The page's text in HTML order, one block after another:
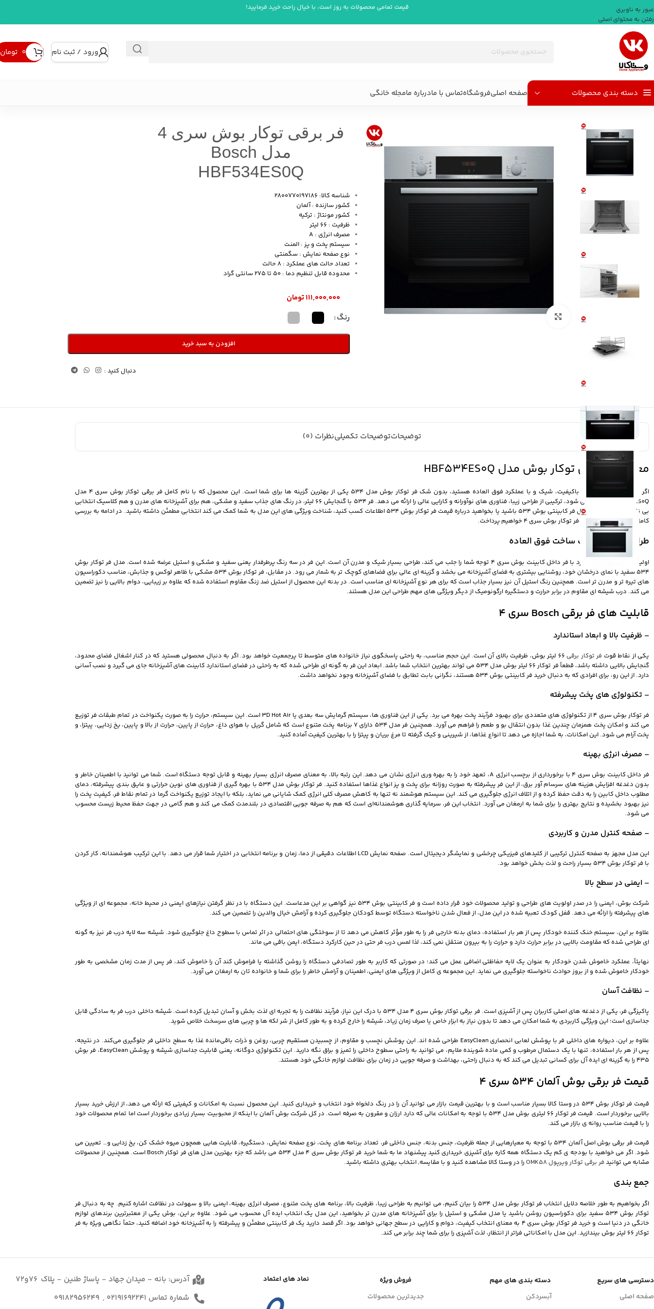
عبور به ناوبری
رفتن به محتوای اصلی
قیمت تمامی محصولات به روز است، با خیال راحت خرید فرمایید!
ورود / ثبت نام ۰ تومان
دسته بندی محصولات صفحه اصلیفروشگاهتماس با مادرباره مامجله خانگی
بزرگنمایی تصویر
فر برقی توکار بوش سری 4
مدل Bosch
HBF534ES0Q
شناسه کالا: 2800770197186
کشور سازنده : آلمان
کشور مونتاژ : ترکیه
ظرفیت : 66 لیتر
مصرف انرژی : A
سیستم پخت و پز : المنت
نوع صفحه نمایش : سگمنتی
تعداد حالت های عملکرد : 8 حالت
محدوده قابل تنظیم دما : 50 تا 275 سانتی گراد
۱۱۱,۰۰۰,۰۰۰تومان
رنگ
افزودن به سبد خرید
دنبال کنید :
توضیحاتتوضیحات تکمیلینظرات (0)
معرفی فر برقی توکار بوش مدل HBF534ES0Q
اگر به دنبال یک فر توکار باکیفیت، شیک و با عملکرد فوق‌ العاده هستید، بدون شک فر توکار بوش مدل 534 یکی از بهترین گزینه‌ ها برای شما است. این محصول که با نام کامل فر برقی توکار بوش سری 4 مدل
HBF534ES0Q شناخته می‌ شود، ترکیبی از طراحی زیبا، فناوری‌ های نوآورانه و کارایی عالی را ارائه می‌ دهد. فر 534 با گنجایش 66 لیتر، در رنگ‌ های جذاب سفید و مشکی، هم برای آشپزخانه‌ های مدرن و هم کلاسیک انتخابی
بی‌ نقص است. چه به دنبال فر کابینتی بوش 534 باشید یا بخواهید درباره قیمت فر توکار بوش 534 اطلاعات کسب کنید، شناخت ویژگی‌ های این مدل به شما کمک می‌ کند انتخابی مطمئن داشته باشید. در ادامه به بررسی
کامل مشخصات و امکانات فر توکار بوش سری 4 خواهیم پرداخت.
طراحی زیبا و کیفیت ساخت فوق‌ العاده
اولین نکته‌ ای که در برخورد با فر داخل کابینت بوش سری 4 توجه شما را جلب می‌ کند، طراحی بسیار شیک و مدرن آن است. این فر در سه رنگ پرطرفدار یعنی سفید و مشکی و استیل عرضه شده است. مدل فر توکار بوش
534 سفید با نمای درخشان خود، روشنایی بیشتری به فضای آشپزخانه می‌ بخشد و گزینه‌ ای عالی برای فضاهای کوچک‌ تر به شمار می‌ رود. در مقابل، فر توکار بوش 534 مشکی با ظاهر لوکس و جذابش، مناسب دکوراسیون‌
های تیره‌ تر و مدرن‌ تر است. همچنین رنگ استیل آن نیز بسیار جذاب است که برای هر نوع آشپزخانه ای مناسب است. در بدنه این محصول از استیل ضد زنگ مقاوم استفاده شده که علاوه بر زیبایی، دوام بالایی را نیز تضمین
می‌ کند. درب شیشه‌ ای مقاوم در برابر حرارت و دستگیره ارگونومیک از دیگر ویژگی‌ های مهم طراحی این مدل هستند.
قابلیت های فر برقی Bosch سری 4
– ظرفیت بالا و ابعاد استاندارد
یکی از نقاط قوت فر توکار برقی
66 لیتر بوش، ظرفیت بالای آن است. این حجم مناسب، به راحتی پاسخگوی نیاز خانواده‌ های متوسط تا پرجمعیت خواهد بود. اگر به دنبال محصولی هستید که در کنار اشغال فضای محدود،
گنجایش بالایی داشته باشد، قطعاً فر توکار 66 لیتر بوش مدل 534 می‌ تواند بهترین انتخاب شما باشد. ابعاد این فر به گونه‌ ای طراحی شده که به راحتی در فضای استاندارد کابینت‌ های آشپزخانه جای می‌ گیرد و نصب آسانی
دارد. از این‌ رو، برای افرادی که به دنبال خرید فر کابینتی بوش 534 هستند، نگرانی بابت تطابق با فضای آشپزخانه وجود نخواهد داشت.
– تکنولوژی‌ های پخت پیشرفته
فر توکار بوش سری 4 از تکنولوژی‌ های متعددی برای بهبود فرآیند پخت بهره می‌ برد. یکی از این فناوری‌ ها، سیستم گرمایش سه‌ بعدی یا 3D Hot Air است. این سیستم، حرارت را به صورت یکنواخت در تمام طبقات فر توزیع
می‌ کند و امکان پخت همزمان چندین غذا بدون انتقال بو و طعم را فراهم می‌ آورد. همچنین فر مدل 534 دارای 7 برنامه پخت متنوع است که شامل گریل با هوای داغ، حرارت از پایین، حرارت از بالا و پایین، یخ‌ زدایی، پیتزا، و
پخت آرام می‌ شود. این امکانات، به شما اجازه می‌ دهد تا انواع غذاها، از شیرینی و کیک گرفته تا مرغ بریان و پیتزا را با بهترین کیفیت آماده کنید.
– مصرف انرژی بهینه
فر داخل کابینت بوش سری 4 با برخورداری از برچسب انرژی A، تعهد خود را به بهره‌ وری انرژی نشان می‌ دهد. این رتبه بالا، به معنای مصرف انرژی بسیار بهینه و قابل توجه دستگاه است. شما می‌ توانید با اطمینان خاطر و
بدون دغدغه افزایش هزینه‌ های سرسام‌ آور برق، از این فر پیشرفته به صورت روزانه برای پخت و پز انواع غذاها استفاده کنید. فر توکار بوش مدل 534 با بهره‌ گیری از فناوری‌ های نوین حرارتی و عایق‌ بندی پیشرفته، دمای
مطلوب داخل کابین را به دقت حفظ کرده و از اتلاف انرژی جلوگیری می‌ کند. این سیستم هوشمند نه تنها به کاهش مصرف کلی انرژی کمک شایانی می‌ نماید، بلکه با ایجاد توزیع یکنواخت گرما در تمام نقاط فر، کیفیت پخت را
نیز بهبود بخشیده و نتایج بهتری را برای شما به ارمغان می‌ آورد. انتخاب این فر، سرمایه‌ گذاری هوشمندانه‌ای است که هم به صرفه‌ جویی اقتصادی در بلندمدت کمک می‌ کند و هم گامی در جهت حفظ محیط زیست محسوب
می‌ شود.
– صفحه کنترل مدرن و کاربردی
این مدل مجهز به صفحه کنترل ترکیبی از کلیدهای فیزیکی چرخشی و نمایشگر دیجیتال است. صفحه نمایش LCD اطلاعات دقیقی از دما، زمان و برنامه انتخابی در اختیار شما قرار می‌ دهد. با این ترکیب هوشمندانه، کار کردن
با فر توکار بوش 534 بسیار راحت و لذت‌ بخش خواهد بود.
– ایمنی در سطح بالا
شرکت بوش، ایمنی را در صدر اولویت‌ های طراحی و تولید محصولات خود قرار داده است و فر کابینتی بوش 534 نیز گواهی بر این مدعاست. این دستگاه با در نظر گرفتن نیازهای ایمنی در محیط خانه، مجموعه‌ ای از ویژگی‌
های پیشرفته را ارائه می‌ دهد. قفل کودک تعبیه شده در این مدل، از فعال شدن ناخواسته دستگاه توسط کودکان جلوگیری کرده و آرامش خیال والدین را تضمین می‌ کند.
علاوه بر این، سیستم خنک‌ کننده خودکار پس از هر بار استفاده، دمای بدنه خارجی فر را به طور مؤثر کاهش می‌ دهد تا از سوختگی‌ های احتمالی در اثر تماس با سطوح داغ جلوگیری شود. شیشه سه لایه درب فر نیز به گونه‌
ای طراحی شده که مقاومت بالایی در برابر حرارت دارد و حرارت را به بیرون منتقل نمی‌ کند، لذا لمس درب فر حتی در حین کارکرد دستگاه، ایمن باقی می‌ ماند.
نهایتاً، عملکرد خاموش شدن خودکار به عنوان یک لایه حفاظتی اضافی عمل می‌ کند؛ در صورتی که کاربر به طور تصادفی دستگاه را روشن گذاشته یا فراموش کند آن را خاموش کند، فر پس از مدت زمان مشخصی به طور
خودکار خاموش شده و از بروز حوادث ناخواسته جلوگیری می‌ نماید. این مجموعه‌ ی کامل از ویژگی‌ های ایمنی، اطمینان و آرامش خاطر را برای شما و خانواده‌ تان به ارمغان می‌ آورد.
– نظافت آسان
پاکیزگی فر، یکی از دغدغه‌ های اصلی کاربران پس از آشپزی است. فر برقی توکار بوش سری 4 مدل 534 با درک این نیاز، فرآیند نظافت را به تجربه‌ ای لذت‌ بخش و آسان تبدیل کرده است. شیشه داخلی درب فر به سادگی قابل
جداسازی است؛ این ویژگی کاربردی به شما امکان می‌ دهد تا بدون نیاز به ابزار خاص یا صرف زمان زیاد، شیشه را خارج کرده و به طور کامل از شر لکه‌ ها و چربی‌ های سرسخت خلاص شوید.
علاوه بر این، دیواره‌ های داخلی فر با پوشش لعابی انحصاری EasyClean طراحی شده‌ اند. این پوشش نچسب و مقاوم، از چسبیدن مستقیم چربی، روغن و ذرات باقی‌مانده غذا به سطح داخلی فر جلوگیری می‌کند. در نتیجه،
پس از هر بار استفاده، تنها با یک دستمال مرطوب و کمی ماده شوینده ملایم، می‌ توانید به راحتی سطوح داخلی را تمیز و براق نگه دارید. این تکنولوژی دوگانه، یعنی قابلیت جداسازی شیشه و پوشش EasyClean، فر بوش
435 را به گزینه‌ ای ایده‌ آل برای کسانی تبدیل می‌ کند که به دنبال راحتی، بهداشت و صرفه‌ جویی در زمان برای نظافت لوازم خانگی خود هستند.
قیمت فر برقی بوش آلمان 534 سری 4
قیمت فر توکار بوش 534 در وستا کالا بسیار مناسب است و با بهترین قیمت بازار می توانید آن را در رنگ دلخواه خود انتخاب و خریداری کنید. این محصول نسبت به امکانات و کیفیتی که ارائه می‌ دهد، از ارزش خرید بسیار
بالایی برخوردار است. قیمت فر توکار 66 لیتری بوش مدل 534 با توجه به امکانات عالی که دارد ارزان و مقرون به صرفه است. در کل شرکت بوش آلمان با اینکه از محبوبیت بسیار زیادی برخوردار است اما تمام محصولات خود
را با قیمت مناسب روانه ی بازار می کند.
قیمت فر برقی بوش اصل آلمان 534 با توجه به معیارهایی از جمله ظرفیت، جنس بدنه، جنس داخلی فر، تعداد برنامه های پخت، نوع صفحه نمایش، دستگیره، قابلیت هایی همچون میوه خشک کن، یخ زدایی و… تعیین می
شود. اگر می خواهید با بودجه ی کم یک دستگاه همه کاره برای آشپزی خریداری کنید پیشنهاد ما به شما خرید فر توکار بوش سری 4 مدل 534 می باشد که جزء بهترین مدل های فر توکار Bosch است. همچنین از محصولات
مشابه می توانید فر برقی توکار ویرپول OMK58 را در وستا کالا مشاهده کنید و با مقایسه, انتخاب بهتری داشته باشید.
جمع‌ بندی
اگر بخواهیم به طور خلاصه دلایل انتخاب فر توکار بوش مدل 534 را بیان کنیم، می‌ توانیم به طراحی زیبا، ظرفیت بالا، برنامه‌ های پخت متنوع، مصرف انرژی بهینه، ایمنی بالا و سهولت در نظافت اشاره کنیم. چه به دنبال فر
توکار بوش 534 سفید برای دکوراسیون روشن باشید یا مدل مشکی و استیل را برای آشپزخانه‌ های مدرن‌ تر بخواهید، این مدل یک انتخاب ایده‌ آل محسوب می‌ شود. علاوه بر این، بوش یکی از معتبرترین برندهای لوازم
خانگی در دنیا است و خرید فر توکار بوش سری 4 به معنای انتخاب کیفیت، دوام و کارایی در سطح جهانی خواهد بود. اگر قصد دارید یک فر کابینتی مطمئن و پیشرفته را به آشپزخانه خود اضافه کنید، حتماً نگاهی ویژه به فر
توکار 66 لیتر بوش بیندازید. این مدل با امکاناتی فراتر از انتظار، لذت آشپزی را برای شما چند برابر می‌ کند.
دسترسی های سریع دسته بندی های مهم
فروش ویژه
صفحه اصلی
آبسردکن جدیدترین محصولات
نماد های اعتماد
آدرس: بانه - میدان جهاد - پاساژ طنین - پلاک 76و72
شماره تماس 02191692241 , 09182956249
تلگرام